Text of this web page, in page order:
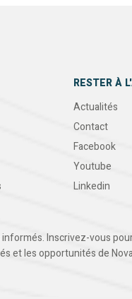
RESTER À
Actualités
Contact
Facebook
Youtube
Linkedin
Inscrivez-vous
et les opportunités de